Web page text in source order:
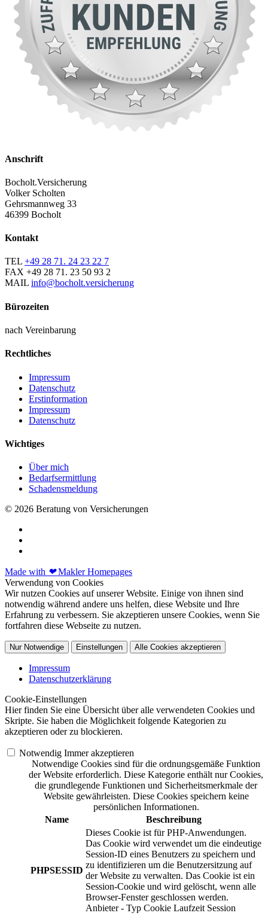
Anschrift
Bocholt.Versicherung
Volker Scholten
Gehrsmannweg 33
46399 Bocholt
Kontakt
TEL +49 28 71. 24 23 22 7
FAX +49 28 71. 23 50 93 2
MAIL info@bocholt.versicherung
Bürozeiten
nach Vereinbarung
Rechtliches
Impressum
Datenschutz
Erstinformation
Impressum
Datenschutz
Wichtiges
Über mich
Bedarfsermittlung
Schadensmeldung
© 2026 Beratung von Versicherungen
Made with ❤Makler Homepages
Verwendung von Cookies
Wir nutzen Cookies auf unserer Website. Einige von ihnen sind
notwendig während andere uns helfen, diese Website und Ihre
Erfahrung zu verbessern. Sie akzeptieren unsere Cookies, wenn Sie
fortfahren diese Webseite zu nutzen.
Nur Notwendige Einstellungen Alle Cookies akzeptieren
Impressum
Datenschutzerklärung
Cookie-Einstellungen
Hier finden Sie eine Übersicht über alle verwendeten Cookies und
Skripte. Sie haben die Möglichkeit folgende Kategorien zu
akzeptieren oder zu blockieren.
Notwendig Immer akzeptieren
Notwendige Cookies sind für die ordnungsgemäße Funktion
der Website erforderlich. Diese Kategorie enthält nur Cookies,
die grundlegende Funktionen und Sicherheitsmerkmale der
Website gewährleisten. Diese Cookies speichern keine
persönlichen Informationen.
Name
Beschreibung
PHPSESSID
Dieses Cookie ist für PHP-Anwendungen.
Das Cookie wird verwendet um die eindeutige
Session-ID eines Benutzers zu speichern und
zu identifizieren um die Benutzersitzung auf
der Website zu verwalten. Das Cookie ist ein
Session-Cookie und wird gelöscht, wenn alle
Browser-Fenster geschlossen werden.
Anbieter - Typ Cookie Laufzeit Session